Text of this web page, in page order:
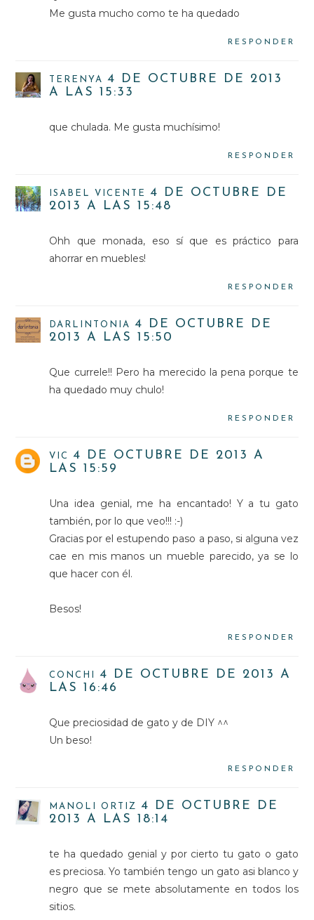
Me gusta mucho como te ha quedado
RESPONDER
TERENYA
4 DE OCTUBRE DE 2013
A LAS 15:33
que chulada. Me gusta muchísimo!
RESPONDER
ISABEL VICENTE
4 DE OCTUBRE DE
2013 A LAS 15:48
Ohh que monada, eso sí que es práctico para
ahorrar en muebles!
RESPONDER
DARLINTONIA
4 DE OCTUBRE DE
2013 A LAS 15:50
Que currele!! Pero ha merecido la pena porque te
ha quedado muy chulo!
RESPONDER
VIC
4 DE OCTUBRE DE 2013 A
LAS 15:59
Una idea genial, me ha encantado! Y a tu gato
también, por lo que veo!!! :-)
Gracias por el estupendo paso a paso, si alguna vez
cae en mis manos un mueble parecido, ya se lo
que hacer con él.
Besos!
RESPONDER
CONCHI
4 DE OCTUBRE DE 2013 A
LAS 16:46
Que preciosidad de gato y de DIY ^^
Un beso!
RESPONDER
MANOLI ORTIZ
4 DE OCTUBRE DE
2013 A LAS 18:14
te ha quedado genial y por cierto tu gato o gato
es preciosa. Yo también tengo un gato asi blanco y
negro que se mete absolutamente en todos los
sitios.